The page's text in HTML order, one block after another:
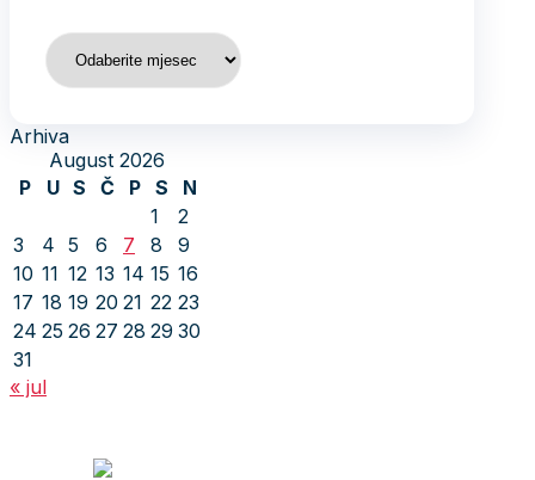
Arhiva
Arhiva
August 2026
P
U S Č P S
N
1
2
3
4 5 6 7 8
9
10 11 12 13 14 15 16
17 18 19 20 21 22 23
24 25 26 27 28 29 30
31
« jul